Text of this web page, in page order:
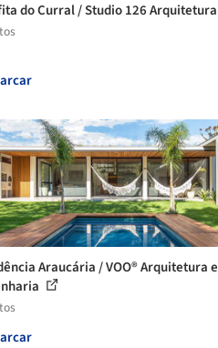
do Curral / Studio 126 Arquitetura
Araucária / VOO® Arquitetura e